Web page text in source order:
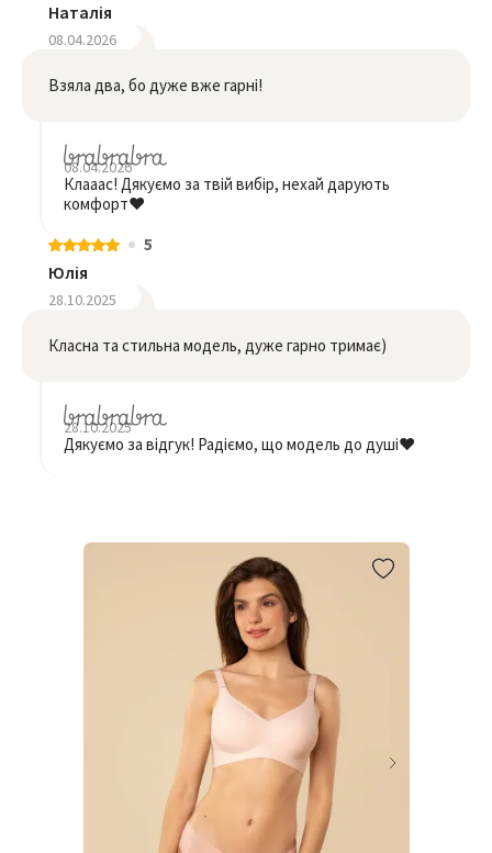
Наталія
08.04.2026
Взяла два, бо дуже вже гарні!
08.04.2026
Клааас! Дякуємо за твій вибір, нехай дарують
комфорт❤️
5
Юлія
28.10.2025
Класна та стильна модель, дуже гарно тримає)
28.10.2025
Дякуємо за відгук! Радіємо, що модель до душі❤️